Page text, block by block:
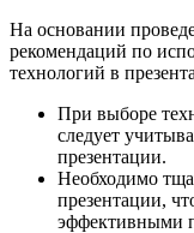
На основании
рекомендаций по
технологий в
При выборе
следует
презентации.
Необходимо
презентации,
эффективными